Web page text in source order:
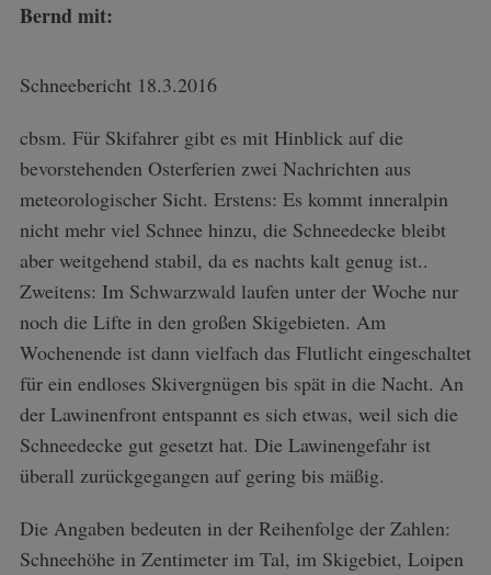
Bernd mit:
Schneebericht 18.3.2016
cbsm. Für Skifahrer gibt es mit Hinblick auf die
bevorstehenden Osterferien zwei Nachrichten aus
meteorologischer Sicht. Erstens: Es kommt inneralpin
nicht mehr viel Schnee hinzu, die Schneedecke bleibt
aber weitgehend stabil, da es nachts kalt genug ist..
Zweitens: Im Schwarzwald laufen unter der Woche nur
noch die Lifte in den großen Skigebieten. Am
Wochenende ist dann vielfach das Flutlicht eingeschaltet
für ein endloses Skivergnügen bis spät in die Nacht. An
der Lawinenfront entspannt es sich etwas, weil sich die
Schneedecke gut gesetzt hat. Die Lawinengefahr ist
überall zurückgegangen auf gering bis mäßig.
Die Angaben bedeuten in der Reihenfolge der Zahlen:
Schneehöhe in Zentimeter im Tal, im Skigebiet, Loipen